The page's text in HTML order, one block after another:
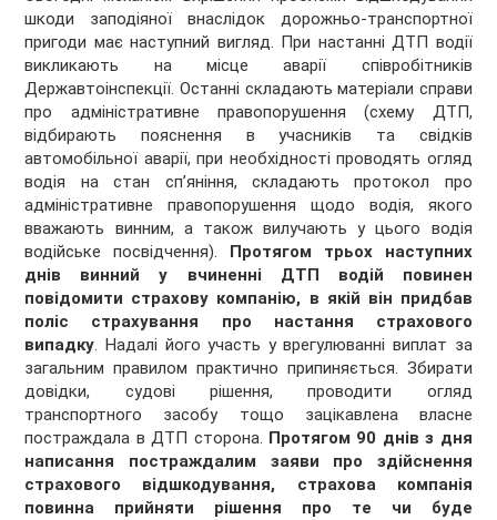
шкоди заподіяної внаслідок дорожньо-транспортної
пригоди має наступний вигляд. При настанні ДТП водії
викликають на місце аварії співробітників
Державтоінспекції. Останні складають матеріали справи
про адміністративне правопорушення (схему ДТП,
відбирають пояснення в учасників та свідків
автомобільної аварії, при необхідності проводять огляд
водія на стан сп’яніння, складають протокол про
адміністративне правопорушення щодо водія, якого
вважають винним, а також вилучають у цього водія
водійське посвідчення). Протягом трьох наступних
днів винний у вчиненні ДТП водій повинен
повідомити страхову компанію, в якій він придбав
поліс страхування про настання страхового
випадку. Надалі його участь у врегулюванні виплат за
загальним правилом практично припиняється. Збирати
довідки, судові рішення, проводити огляд
транспортного засобу тощо зацікавлена власне
постраждала в ДТП сторона. Протягом 90 днів з дня
написання постраждалим заяви про здійснення
страхового відшкодування, страхова компанія
повинна прийняти рішення про те чи буде